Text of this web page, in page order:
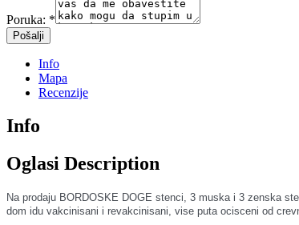
Poruka: *
Info
Mapa
Recenzije
Info
Oglasi Description
Na prodaju BORDOSKE DOGE stenci, 3 muska i 3 zenska
dom idu vakcinisani i revakcinisani, vise puta ocisceni od